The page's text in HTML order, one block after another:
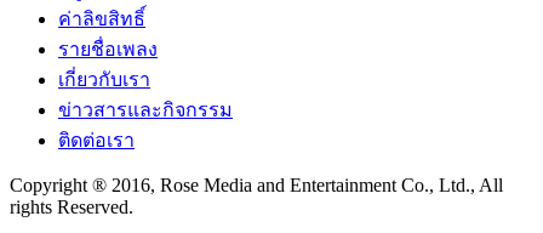
ค่าลิขสิทธิ์
รายชื่อเพลง
เกี่ยวกับเรา
ข่าวสารและกิจกรรม
ติดต่อเรา
Copyright ® 2016, Rose Media and Entertainment Co., Ltd., All
rights Reserved.